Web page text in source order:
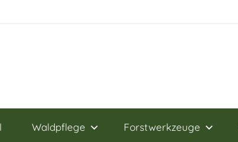
Waldpflege Forstwerkzeuge